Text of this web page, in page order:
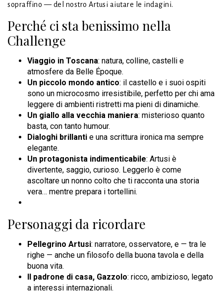
sopraffino — del nostro Artusi aiutare le indagini.
Perché ci sta benissimo nella
Challenge
Viaggio in Toscana: natura, colline, castelli e
atmosfere da Belle Époque.
Un piccolo mondo antico: il castello e i suoi ospiti
sono un microcosmo irresistibile, perfetto per chi ama
leggere di ambienti ristretti ma pieni di dinamiche.
Un giallo alla vecchia maniera: misterioso quanto
basta, con tanto humour.
Dialoghi brillanti e una scrittura ironica ma sempre
elegante.
Un protagonista indimenticabile: Artusi è
divertente, saggio, curioso. Leggerlo è come
ascoltare un nonno colto che ti racconta una storia
vera… mentre prepara i tortellini.
Personaggi da ricordare
Pellegrino Artusi: narratore, osservatore, e — tra le
righe — anche un filosofo della buona tavola e della
buona vita.
Il padrone di casa, Gazzolo: ricco, ambizioso, legato
a interessi internazionali.